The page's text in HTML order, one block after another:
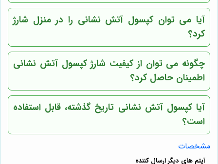
آیا می توان کپسول آتش نشانی را در منزل شارژ
کرد؟
چگونه می توان از کیفیت شارژ کپسول آتش نشانی
اطمینان حاصل کرد؟
آیا کپسول آتش نشانی تاریخ گذشته، قابل استفاده
است؟
مشخصات